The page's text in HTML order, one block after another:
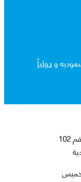
ودولياً